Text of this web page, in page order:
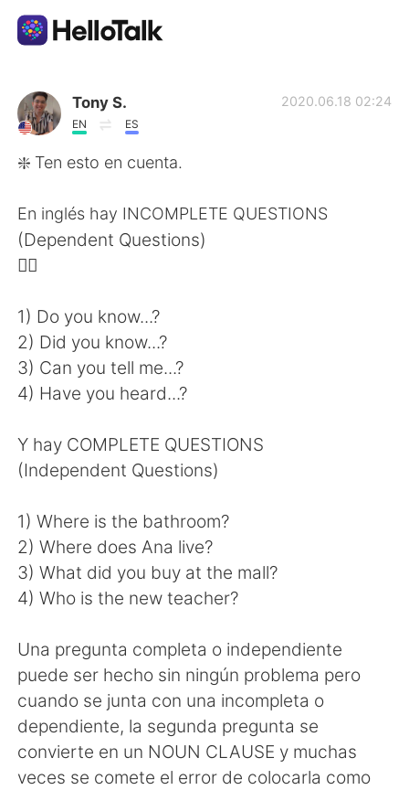
語言交換應用
AI Grammar Checker
Español
Français Deutsch
Русский ไทย
Türkçe Tiếng Việt
Português
Tony S.
EN ES
2020.06.18 02:24
❇️ Ten esto en cuenta.
En inglés hay INCOMPLETE QUESTIONS
(Dependent Questions)
👇🏼
1) Do you know...?
2) Did you know...?
3) Can you tell me...?
4) Have you heard...?
Y hay COMPLETE QUESTIONS
(Independent Questions)
1) Where is the bathroom?
2) Where does Ana live?
3) What did you buy at the mall?
4) Who is the new teacher?
Una pregunta completa o independiente
puede ser hecho sin ningún problema pero
cuando se junta con una incompleta o
dependiente, la segunda pregunta se
convierte en un NOUN CLAUSE y muchas
veces se comete el error de colocarla como